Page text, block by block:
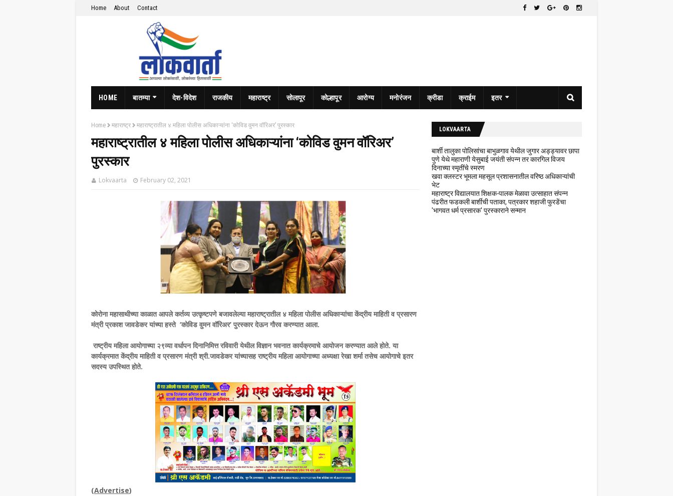
Home About Contact
HOME बातम्या देश-विदेश राजकीय महाराष्ट्र सोलापूर कोल्हापूर आरोग्य मनोरंजन क्रीडा क्राईम इतर
Home महाराष्ट्र महाराष्ट्रातील ४ महिला पोलीस अधिकाऱ्यांना ‘कोविड वुमन वॉरिअर’ पुरस्कार
महाराष्ट्रातील ४ महिला पोलीस अधिकाऱ्यांना ‘कोविड वुमन वॉरिअर’
पुरस्कार
Lokvaarta February 02, 2021
कोरोना महासाथीच्या काळात आपले कर्तव्य उत्कृष्टपणे बजावलेल्या महाराष्ट्रातील ४ महिला पोलीस अधिकाऱ्यांचा केंद्रीय माहिती व प्रसारण
मंत्री प्रकाश जावडेकर यांच्या हस्ते ‘कोविड वुमन वॉरिअर’ पुरस्कार देऊन गौरव करण्यात आला.
राष्ट्रीय महिला आयोगाच्या २९व्या वर्धापन दिनानिमित्त रविवारी येथील विज्ञान भवनात कार्यक्रमाचे आयोजन करण्यात आले होते. या
कार्यक्रमात केंद्रीय माहिती व प्रसारण मंत्री श्री.जावडेकर यांच्यासह राष्ट्रीय महिला आयोगाच्या अध्यक्षा रेखा शर्मा तसेच आयोगाचे इतर
सदस्य उपस्थित होते.
(Advertise)
LOKVAARTA
बार्शी तालुका पोलिसांचा बाभुळगाव येथील जुगार अड्ड्यावर छापा
पुणे येथे महाराणी येसुबाई जयंती संपन्न तर कारगिल विजय
दिनाच्या स्मृतींचे स्मरण
खवा क्लस्टर भूमला महसूल प्रशासनातील वरिष्ठ अधिकाऱ्यांची
भेट
महाराष्ट्र विद्यालयात शिक्षक-पालक मेळावा उत्साहात संपन्न
पंढरीत फडकली बार्शीची पताका, पत्रकार शहाजी फुरडेंचा
'भागवत धर्म प्रसारक' पुरस्काराने सन्मान